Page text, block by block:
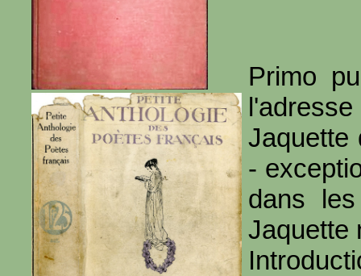
Primo
l'adresse
Jaquette
-
dans
Jaquette